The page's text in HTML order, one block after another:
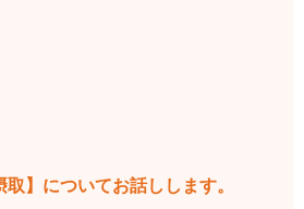
】についてお話しします。